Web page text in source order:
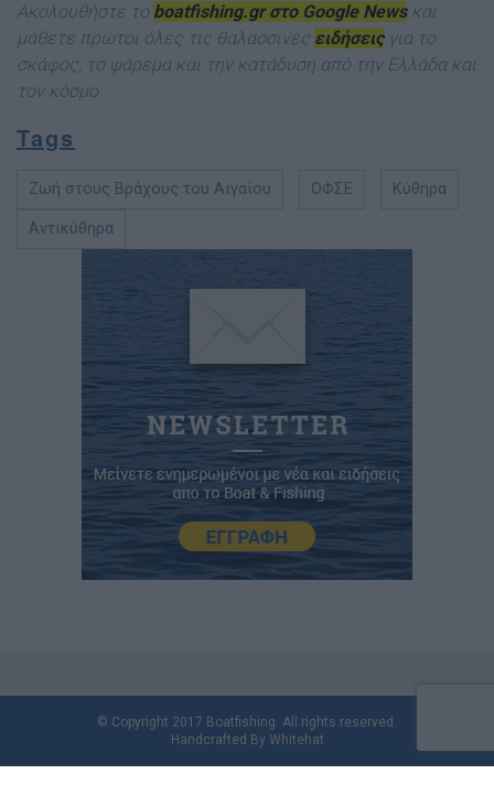
Ακολουθήστε το boatfishing.gr στο Google Newsκαι
μάθετε πρώτοι όλες τις θαλασσινές ειδήσειςγια το
σκάφος, το ψάρεμα και την κατάδυση από την Ελλάδα και
τον κόσμο
Tags
Ζωή στους Βράχους του Αιγαίου ΟΦΣΕ Κύθηρα
Αντικύθηρα
© Copyright 2017 Boatfishing. All rights reserved.
Handcrafted By Whitehat